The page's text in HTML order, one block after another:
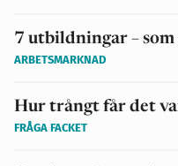
7 utbildningar – som
ARBETSMARKNAD
Hur trångt får det
FRÅGA FACKET